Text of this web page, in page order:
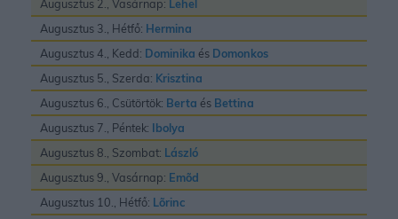
Augusztus 2., Vasárnap: Lehel
Augusztus 3., Hétfő: Hermina
Augusztus 4., Kedd: Dominika és Domonkos
Augusztus 5., Szerda: Krisztina
Augusztus 6., Csütörtök: Berta és Bettina
Augusztus 7., Péntek: Ibolya
Augusztus 8., Szombat: László
Augusztus 9., Vasárnap: Emõd
Augusztus 10., Hétfő: Lõrinc